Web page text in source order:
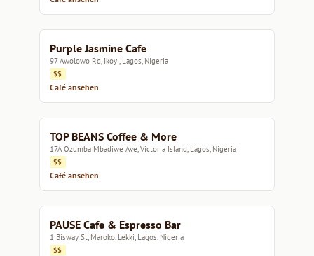
Purple Jasmine Cafe
97 Awolowo Rd, Ikoyi, Lagos, Nigeria
$$
Café ansehen
TOP BEANS Coffee & More
17A Ozumba Mbadiwe Ave, Victoria Island, Lagos, Nigeria
$$
Café ansehen
PAUSE Cafe & Espresso Bar
1 Bisway St, Maroko, Lekki, Lagos, Nigeria
$$